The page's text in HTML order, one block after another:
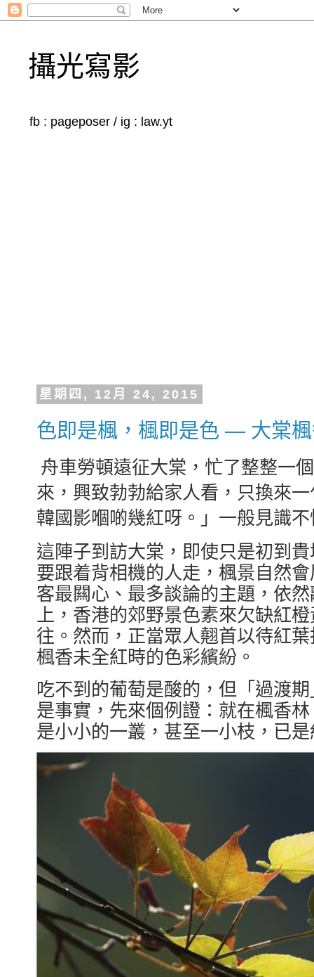
攝光寫影
fb : pageposer / ig : law.yt
星期四, 12月 24, 2015
色即是楓，楓即是色 — 大棠
舟車勞頓遠征大棠，忙了整整一
來，興致勃勃給家人看，只換來
韓國影嗰啲幾紅呀。」一般見識
這陣子到訪大棠，即使只是初到
要跟着背相機的人走，楓景自然
客最闗心、最多談論的主題，依
上，香港的郊野景色素來欠缺紅
往。然而，正當眾人翹首以待紅
楓香未全紅時的色彩繽紛。
吃不到的葡萄是酸的，但「過渡
是事實，先來個例證：就在楓香
是小小的一叢，甚至一小枝，已